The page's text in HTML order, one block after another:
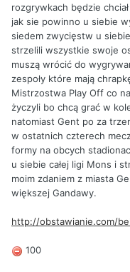
rozgrywkach będzie
jak sie powinno u siebie
siedem zwycięstw u
strzelili wszystkie swoje
muszą wrócić do
zespoły które mają
Mistrzostwa Play Off co
życzyli bo chcą grać w
natomiast Gent po za
w ostatnich czterech
formy na obcych
u siebie całej ligi Mons i
moim zdaniem z miasta
większej Gandawy.
http://obstawianie.com/
100